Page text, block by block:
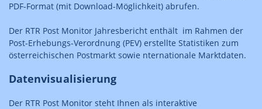
PDF-Format (mit Download-Möglichkeit) abrufen.
Der RTR Post Monitor Jahresbericht enthält im Rahmen der
Post-Erhebungs-Verordnung (PEV) erstellte Statistiken zum
österreichischen Postmarkt sowie nternationale Marktdaten.
Datenvisualisierung
Der RTR Post Monitor steht Ihnen als interaktive